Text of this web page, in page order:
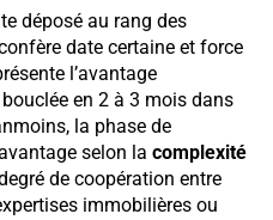
déposé au rang des
date certaine et force
l’avantage
en 2 à 3 mois dans
la phase de
selon la complexité
de coopération entre
immobilières ou